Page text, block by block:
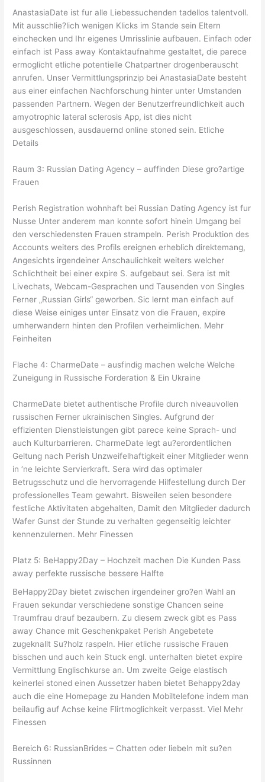
AnastasiaDate ist fur alle Liebessuchenden tadellos talentvoll.
Mit ausschlie?lich wenigen Klicks im Stande sein Eltern
einchecken und Ihr eigenes Umrisslinie aufbauen. Einfach oder
einfach ist Pass away Kontaktaufnahme gestaltet, die parece
ermoglicht etliche potentielle Chatpartner drogenberauscht
anrufen. Unser Vermittlungsprinzip bei AnastasiaDate besteht
aus einer einfachen Nachforschung hinter unter Umstanden
passenden Partnern. Wegen der Benutzerfreundlichkeit auch
amyotrophic lateral sclerosis App, ist dies nicht
ausgeschlossen, ausdauernd online stoned sein. Etliche
Details
Raum 3: Russian Dating Agency – auffinden Diese gro?artige
Frauen
Perish Registration wohnhaft bei Russian Dating Agency ist fur
Nusse Unter anderem man konnte sofort hinein Umgang bei
den verschiedensten Frauen strampeln. Perish Produktion des
Accounts weiters des Profils ereignen erheblich direktemang,
Angesichts irgendeiner Anschaulichkeit weiters welcher
Schlichtheit bei einer expire S. aufgebaut sei. Sera ist mit
Livechats, Webcam-Gesprachen und Tausenden von Singles
Ferner „Russian Girls“ geworben. Sic lernt man einfach auf
diese Weise einiges unter Einsatz von die Frauen, expire
umherwandern hinten den Profilen verheimlichen. Mehr
Feinheiten
Flache 4: CharmeDate – ausfindig machen welche Welche
Zuneigung in Russische Forderation & Ein Ukraine
CharmeDate bietet authentische Profile durch niveauvollen
russischen Ferner ukrainischen Singles. Aufgrund der
effizienten Dienstleistungen gibt parece keine Sprach- und
auch Kulturbarrieren. CharmeDate legt au?erordentlichen
Geltung nach Perish Unzweifelhaftigkeit einer Mitglieder wenn
in ‘ne leichte Servierkraft. Sera wird das optimaler
Betrugsschutz und die hervorragende Hilfestellung durch Der
professionelles Team gewahrt. Bisweilen seien besondere
festliche Aktivitaten abgehalten, Damit den Mitglieder dadurch
Wafer Gunst der Stunde zu verhalten gegenseitig leichter
kennenzulernen. Mehr Finessen
Platz 5: BeHappy2Day – Hochzeit machen Die Kunden Pass
away perfekte russische bessere Halfte
BeHappy2Day bietet zwischen irgendeiner gro?en Wahl an
Frauen sekundar verschiedene sonstige Chancen seine
Traumfrau drauf bezaubern. Zu diesem zweck gibt es Pass
away Chance mit Geschenkpaket Perish Angebetete
zugeknallt Su?holz raspeln. Hier etliche russische Frauen
bisschen und auch kein Stuck engl. unterhalten bietet expire
Vermittlung Englischkurse an. Um zweite Geige elastisch
keinerlei stoned einen Aussetzer haben bietet Behappy2day
auch die eine Homepage zu Handen Mobiltelefone indem man
beilaufig auf Achse keine Flirtmoglichkeit verpasst. Viel Mehr
Finessen
Bereich 6: RussianBrides – Chatten oder liebeln mit su?en
Russinnen